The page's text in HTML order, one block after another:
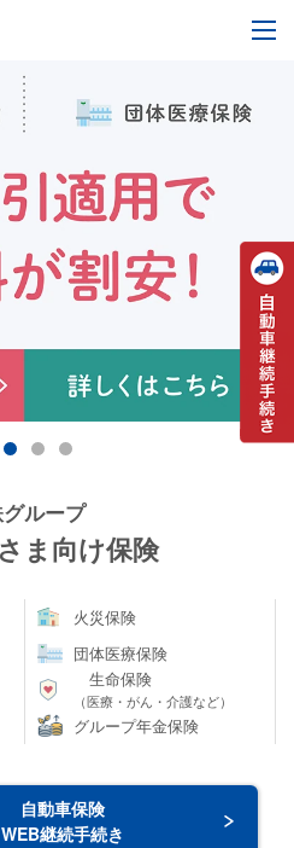
ループ
ま向け保険
⽕災保険
団体医療保険
生命保険
（医療・がん・介護など）
グループ年金保険
自動車保険
WEB継続手続き